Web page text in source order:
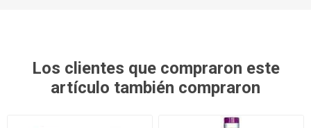
Los clientes que compraron este
artículo también compraron